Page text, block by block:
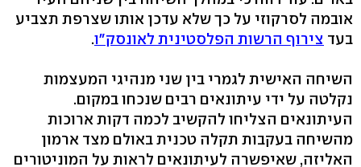
אובמה לסרקוזי על כך שלא עדכן אותו שצרפת תצביע
בעד צירוף הרשות הפלסטינית לאונסק"ו.
השיחה האישית לגמרי בין שני מנהיגי המעצמות
נקלטה על ידי עיתונאים רבים שנכחו במקום.
העיתונאים הצליחו להקשיב לכמה דקות ארוכות
מהשיחה בעקבות תקלה טכנית באולם מצד ארמון
האליזה, שאיפשרה לעיתונאים לראות על המוניטורים